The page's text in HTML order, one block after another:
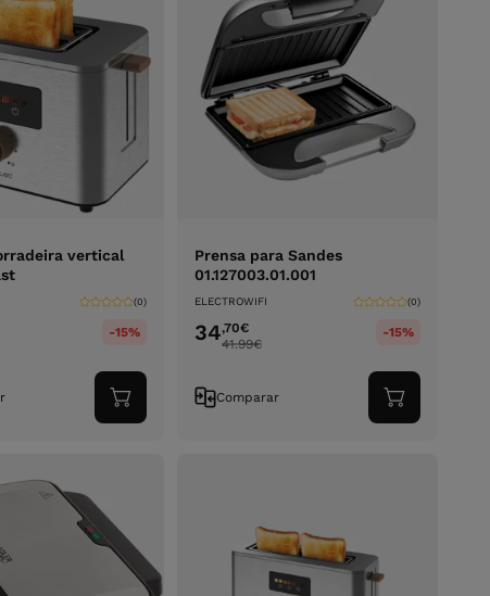
vertical
(0)
-15%
Adicionar
ao
Prensa para Sandes
01.127003.01.001
ELECTROWIFI (0)
34,70€
41.99€
-15%
Comparar
Adicionar
ao